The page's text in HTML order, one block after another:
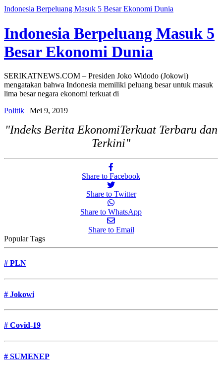
Indonesia Berpeluang Masuk 5 Besar Ekonomi Dunia
Indonesia Berpeluang Masuk 5
Besar Ekonomi Dunia
SERIKATNEWS.COM – Presiden Joko Widodo (Jokowi)
mengatakan bahwa Indonesia memiliki peluang besar untuk masuk
lima besar negara ekonomi terkuat di
Politik | Mei 9, 2019
"Indeks Berita EkonomiTerkuat Terbaru dan
Terkini"
Share to Facebook
Share to Twitter
Share to WhatsApp
Share to Email
Popular Tags
# PLN
# Jokowi
# Covid-19
# SUMENEP